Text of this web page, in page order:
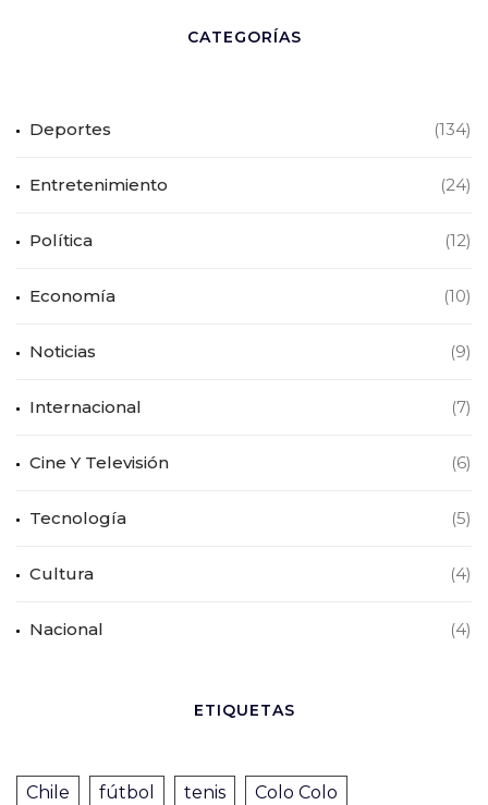
CATEGORÍAS
Deportes (134)
Entretenimiento (24)
Política (12)
Economía (10)
Noticias (9)
Internacional (7)
Cine Y Televisión (6)
Tecnología (5)
Cultura (4)
Nacional (4)
ETIQUETAS
Chile fútbol tenis
Colo Colo